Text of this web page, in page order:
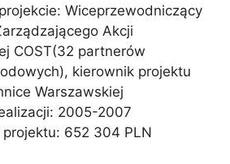
Wiceprzewodniczący
Akcji
COST(32 partnerów
kierownik projektu
Warszawskiej
2005-2007
652 304 PLN